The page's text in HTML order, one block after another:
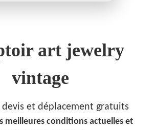
art jewelry
vintage
devis et déplacement gratuits
meilleures conditions actuelles et